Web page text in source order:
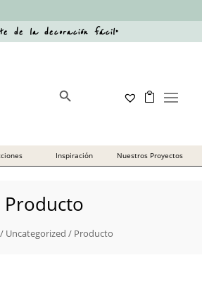
de la decoración fácil”
Producto
/ Uncategorized / Producto